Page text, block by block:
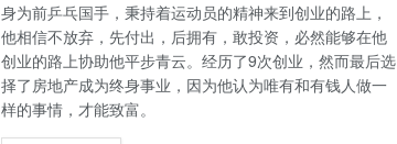
身为前乒乓国手，秉持着运动员的精神来到创业的路上，
他相信不放弃，先付出，后拥有，敢投资，必然能够在他
创业的路上协助他平步青云。经历了9次创业，然而最后选
择了房地产成为终身事业，因为他认为唯有和有钱人做一
样的事情，才能致富。